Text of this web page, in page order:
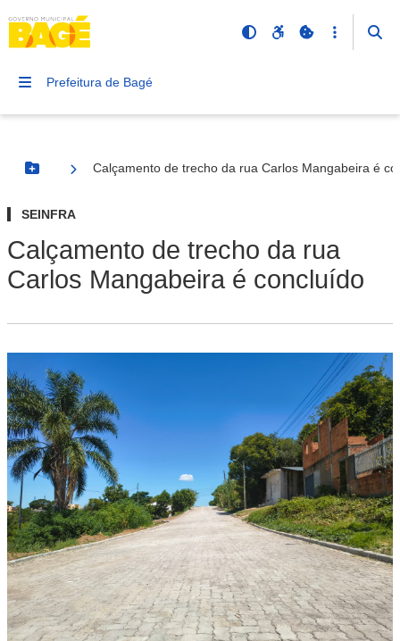
Prefeitura de Bagé
Botão Menu
Calçamento de trecho da rua Carlos Mangabeira é
SEINFRA
Calçamento de trecho da rua
Carlos Mangabeira é concluído